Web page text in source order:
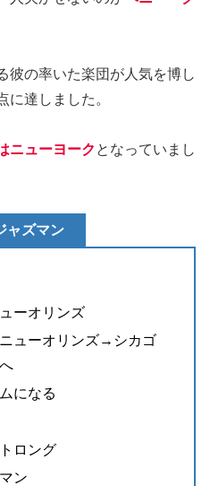
彼の率いた楽団が人気を博し
に達しました。
ニューヨーク となっていまし
ャズマン
ーオリンズ
ューオリンズ→シカゴ
になる
ロング
ン